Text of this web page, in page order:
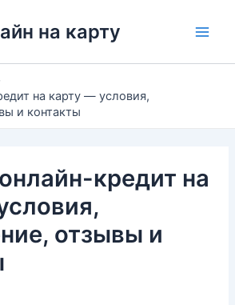
на карту
на карту — условия,
и контакты
кредит на
отзывы и